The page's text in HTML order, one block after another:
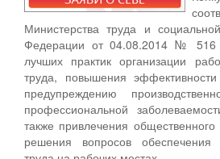
Министерства труда и
Федерации от 04.08.2014 № 516
лучших практик организации
труда, повышения
предупреждению
профессиональной
также привлечения
решения вопросов обеспечения